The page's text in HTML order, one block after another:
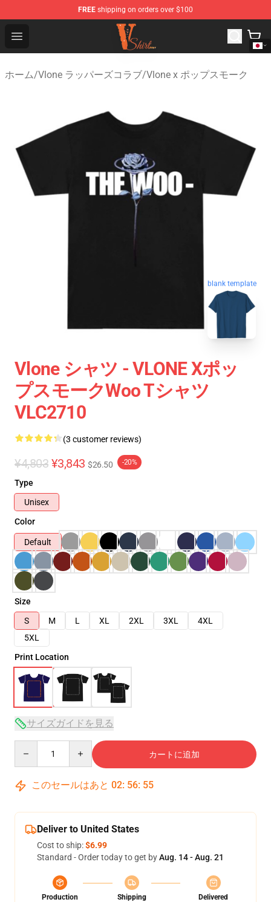
FREE shipping on orders over $100
Open menu
Vlone Shirt Store - Official Vlone Shirt Shop
ホーム/Vlone ラッパーズコラブ/Vlone x ポップスモーク
blank template
Vlone シャツ - VLONE Xポッ
プスモークWoo Tシャツ
VLC2710
(3 customer reviews)
¥4,803 ¥3,843 $26.50 -20%
Type
Unisex
Color
Default
Size
S
M L XL 2XL 3XL
4XL
5XL
Print Location
サイズガイドを見る
カートに追加
このセールはあと 02: 56: 54
Deliver to United States
Cost to ship:$6.99
Standard - Order today to get byAug. 14 - Aug. 21
Production
Shipping
Delivered